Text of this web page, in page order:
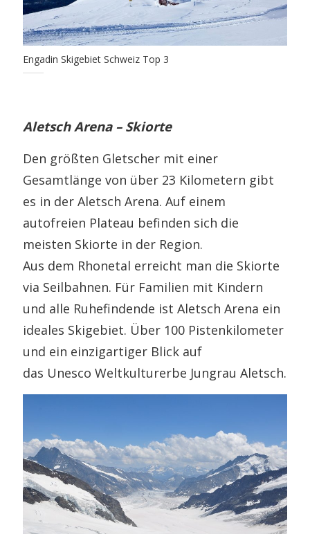
Engadin Skigebiet Schweiz Top 3
Aletsch Arena – Skiorte
Den größten Gletscher mit einer
Gesamtlänge von über 23 Kilometern gibt
es in der Aletsch Arena. Auf einem
autofreien Plateau befinden sich die
meisten Skiorte in der Region.
Aus dem Rhonetal erreicht man die Skiorte
via Seilbahnen. Für Familien mit Kindern
und alle Ruhefindende ist Aletsch Arena ein
ideales Skigebiet. Über 100 Pistenkilometer
und ein einzigartiger Blick auf
das Unesco Weltkulturerbe Jungrau Aletsch.